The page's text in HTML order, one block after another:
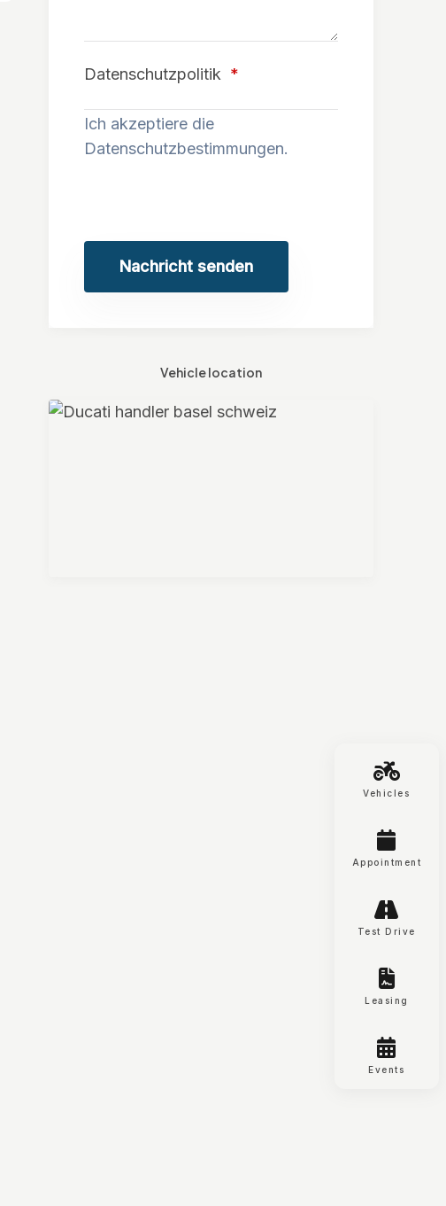
Datenschutzpolitik *
Ich akzeptiere die
Datenschutzbestimmungen.
Nachricht senden
Vehicle location
Vehicles
Appointment
Test Drive
Leasing
Events